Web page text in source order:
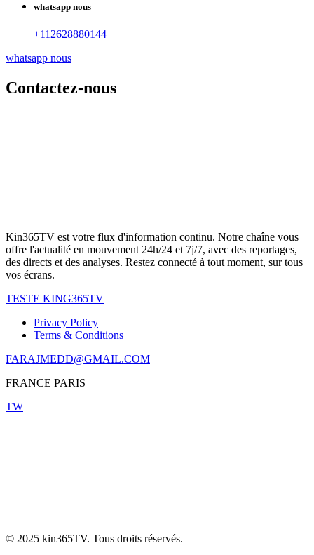
whatsapp nous
+112628880144
whatsapp nous
Contactez-nous
Kin365TV est votre flux d'information continu. Notre chaîne vous
offre l'actualité en mouvement 24h/24 et 7j/7, avec des reportages,
des directs et des analyses. Restez connecté à tout moment, sur tous
vos écrans.
TESTE KING365TV
Privacy Policy
Terms & Conditions
FARAJMEDD@GMAIL.COM
FRANCE PARIS
TW
© 2025 kin365TV. Tous droits réservés.